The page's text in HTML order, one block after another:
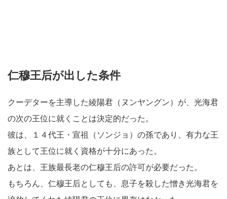
仁穆王后が出した条件
クーデターを主導した綾陽君（ヌンヤングン）が、光海君
の次の王位に就くことは決定的だった。
彼は、１４代王・宣祖（ソンジョ）の孫であり、有力な王
族として王位に就く資格が十分にあった。
あとは、王族最長老の仁穆王后の許可が必要だった。
もちろん、仁穆王后としても、息子を殺した憎き光海君を